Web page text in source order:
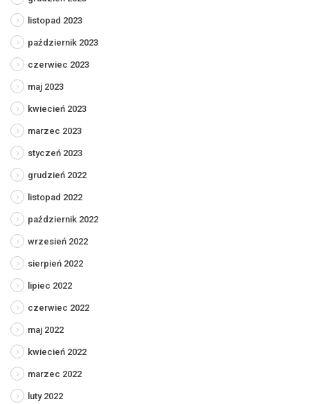
listopad 2023
październik 2023
czerwiec 2023
maj 2023
kwiecień 2023
marzec 2023
styczeń 2023
grudzień 2022
listopad 2022
październik 2022
wrzesień 2022
sierpień 2022
lipiec 2022
czerwiec 2022
maj 2022
kwiecień 2022
marzec 2022
luty 2022